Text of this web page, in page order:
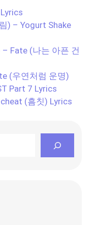
) – Yogurt Shake
Fate (나는 아픈 건
(우연처럼 운명)
Part 7 Lyrics
(흠칫) Lyrics